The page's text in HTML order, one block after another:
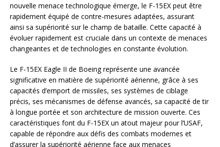
nouvelle menace technologique émerge, le F-15EX peut être
rapidement équipé de contre-mesures adaptées, assurant
ainsi sa supériorité sur le champ de bataille. Cette capacité à
évoluer rapidement est cruciale dans un contexte de menaces
changeantes et de technologies en constante évolution.
Le F-15EX Eagle II de Boeing représente une avancée
significative en matière de supériorité aérienne, grâce à ses
capacités d’emport de missiles, ses systèmes de ciblage
précis, ses mécanismes de défense avancés, sa capacité de tir
à longue portée et son architecture de mission ouverte. Ces
caractéristiques font du F-15EX un atout majeur pour l’USAF,
capable de répondre aux défis des combats modernes et
d’assurer la supériorité aérienne face aux menaces